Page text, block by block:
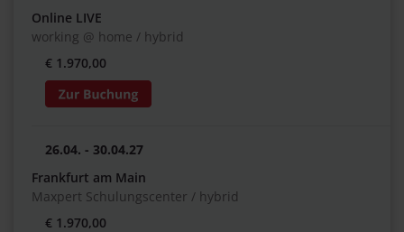
Online LIVE
working @ home / hybrid
€ 1.970,00
26.04. - 30.04.27
Frankfurt am Main
Maxpert Schulungscenter / hybrid
€ 1.970,00